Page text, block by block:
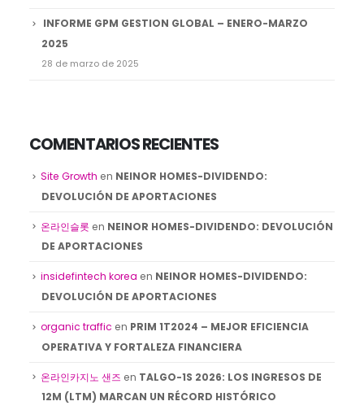
INFORME GPM GESTION GLOBAL – ENERO-MARZO
2025
28 de marzo de 2025
COMENTARIOS RECIENTES
Site Growth en NEINOR HOMES-DIVIDENDO:
DEVOLUCIÓN DE APORTACIONES
온라인슬롯 en NEINOR HOMES-DIVIDENDO: DEVOLUCIÓN
DE APORTACIONES
insidefintech korea en NEINOR HOMES-DIVIDENDO:
DEVOLUCIÓN DE APORTACIONES
organic traffic en PRIM 1T2024 – MEJOR EFICIENCIA
OPERATIVA Y FORTALEZA FINANCIERA
온라인카지노 샌즈 en TALGO-1S 2026: LOS INGRESOS DE
12M (LTM) MARCAN UN RÉCORD HISTÓRICO